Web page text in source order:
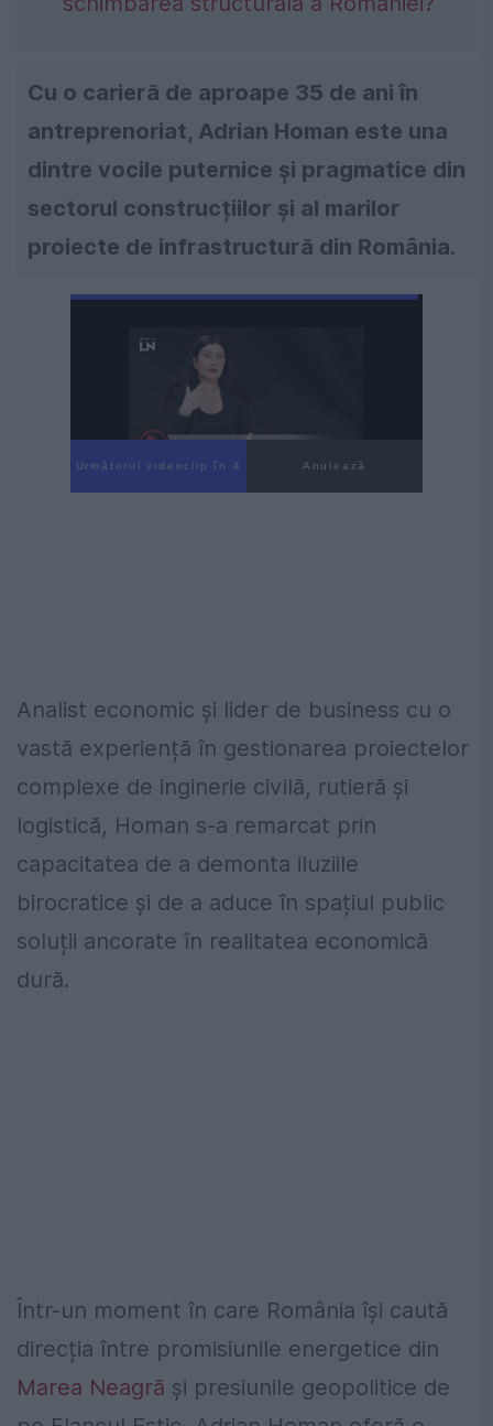
Cu o carieră de aproape 35 de ani în
antreprenoriat, Adrian Homan este una
dintre vocile puternice și pragmatice din
sectorul construcțiilor și al marilor
proiecte de infrastructură din România.
Următorul videoclip în 3 Anulează
Analist economic și lider de business cu o
vastă experiență în gestionarea proiectelor
complexe de inginerie civilă, rutieră și
logistică, Homan s-a remarcat prin
capacitatea de a demonta iluziile
birocratice și de a aduce în spațiul public
soluții ancorate în realitatea economică
dură.
Într-un moment în care România își caută
direcția între promisiunile energetice din
Marea Neagră și presiunile geopolitice de